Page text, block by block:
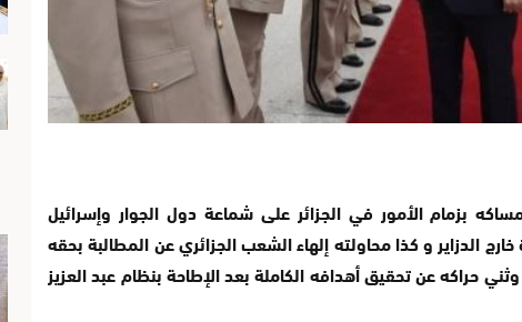
بزمام الأمور في الجزائر على شماعة دول الجوار وإسرائيل
الدزاير و كذا محاولته إلهاء الشعب الجزائري عن المطالبة بحقه
حراكه عن تحقيق أهدافه الكاملة بعد الإطاحة بنظام عبد العزيز